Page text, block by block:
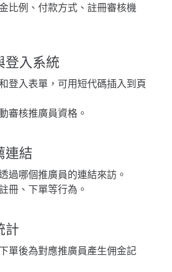
比例、付款方式、註冊審核機
登入系統
登入表單，可用短代碼插入到頁
審核推廣員資格。
連結
過哪個推廣員的連結來訪。
冊、下單等行為。
計
單後為對應推廣員產生佣金記